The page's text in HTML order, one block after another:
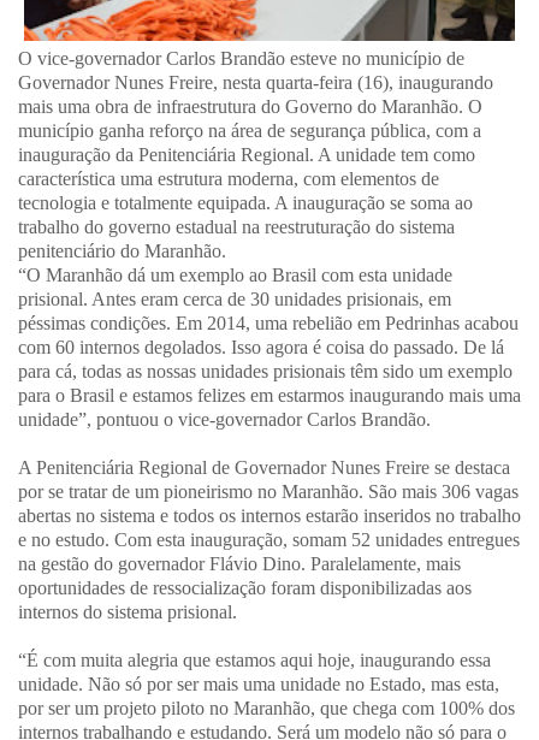
O vice-governador Carlos Brandão esteve no município de
Governador Nunes Freire, nesta quarta-feira (16), inaugurando
mais uma obra de infraestrutura do Governo do Maranhão. O
município ganha reforço na área de segurança pública, com a
inauguração da Penitenciária Regional. A unidade tem como
característica uma estrutura moderna, com elementos de
tecnologia e totalmente equipada. A inauguração se soma ao
trabalho do governo estadual na reestruturação do sistema
penitenciário do Maranhão.
“O Maranhão dá um exemplo ao Brasil com esta unidade
prisional. Antes eram cerca de 30 unidades prisionais, em
péssimas condições. Em 2014, uma rebelião em Pedrinhas acabou
com 60 internos degolados. Isso agora é coisa do passado. De lá
para cá, todas as nossas unidades prisionais têm sido um exemplo
para o Brasil e estamos felizes em estarmos inaugurando mais uma
unidade”, pontuou o vice-governador Carlos Brandão.
A Penitenciária Regional de Governador Nunes Freire se destaca
por se tratar de um pioneirismo no Maranhão. São mais 306 vagas
abertas no sistema e todos os internos estarão inseridos no trabalho
e no estudo. Com esta inauguração, somam 52 unidades entregues
na gestão do governador Flávio Dino. Paralelamente, mais
oportunidades de ressocialização foram disponibilizadas aos
internos do sistema prisional.
“É com muita alegria que estamos aqui hoje, inaugurando essa
unidade. Não só por ser mais uma unidade no Estado, mas esta,
por ser um projeto piloto no Maranhão, que chega com 100% dos
internos trabalhando e estudando. Será um modelo não só para o